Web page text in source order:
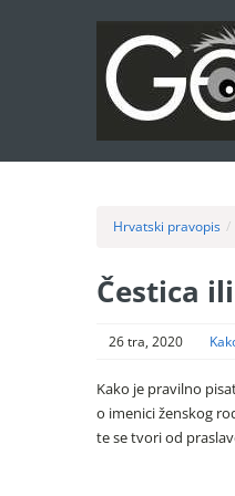
Hrvatski pravopis /
Čestica
26 tra, 2020
Kako je pravilno
o imenici ženskog
te se tvori od